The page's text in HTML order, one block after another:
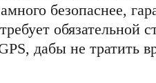
безопаснее,
обязательной
дабы не тратить